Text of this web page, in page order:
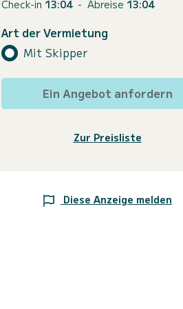
Check-in 13:04 - Abreise 13:04
Art der Vermietung
Mit Skipper
Ein Angebot anfordern
Zur Preisliste
Diese Anzeige melden